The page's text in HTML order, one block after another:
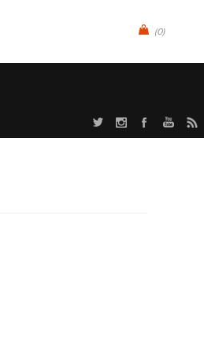
(0)